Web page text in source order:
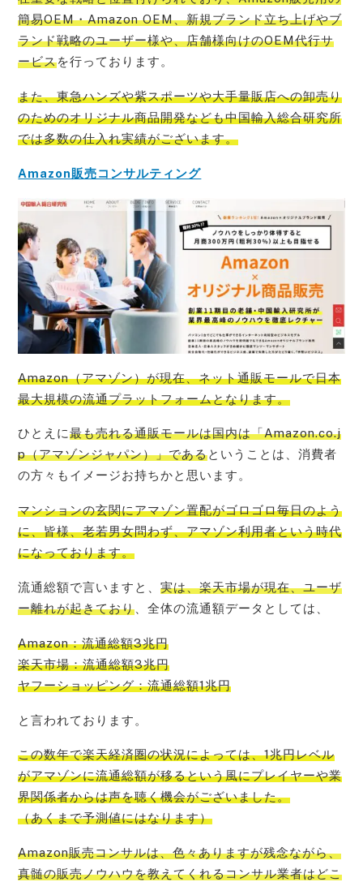
簡易OEM・Amazon OEM、新規ブランド立ち上げやブ
ランド戦略のユーザー様や、店舗様向けのOEM代行サ
ービスを行っております。
また、東急ハンズや紫スポーツや大手量販店への卸売り
のためのオリジナル商品開発なども中国輸入総合研究所
では多数の仕入れ実績がございます。
Amazon販売コンサルティング
Amazon（アマゾン）が現在、ネット通販モールで日本
最大規模の流通プラットフォームとなります。
ひとえに最も売れる通販モールは国内は「Amazon.co.j
p（アマゾンジャパン）」であるということは、消費者
の方々もイメージお持ちかと思います。
マンションの玄関にアマゾン置配がゴロゴロ毎日のよう
に、皆様、老若男女問わず、アマゾン利用者という時代
になっております。
流通総額で言いますと、実は、楽天市場が現在、ユーザ
ー離れが起きており 、全体の流通額データとしては、
Amazon：流通総額3兆円
楽天市場：流通総額3兆円
ヤフーショッピング：流通総額1兆円
と言われております。
この数年で楽天経済圏の状況によっては、1兆円レベル
がアマゾンに流通総額が移るという風にプレイヤーや業
界関係者からは声を聴く機会がございました。
（あくまで予測値にはなります）
Amazon販売コンサルは、色々ありますが残念ながら、
真髄の販売ノウハウを教えてくれるコンサル業者はどこ